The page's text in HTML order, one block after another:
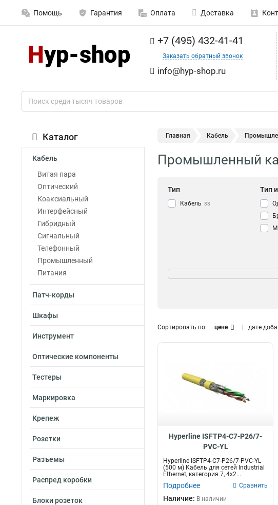
Помощь Гарантия Оплата Доставка
+7 (495) 432-41-41
Заказать обратный звонок
info@hyp-shop.ru
Каталог
Кабель
Витая пара
Оптический
Коаксиальный
Интерфейсный
Гибридный
Сигнальный
Телефонный
Промышленный
Питания
Патч-корды
Шкафы
Инструмент
Оптические компоненты
Тестеры
Маркировка
Крепеж
Розетки
Разъемы
Распред коробки
Блоки розеток
Главная Кабель
Промышленный
Тип
Кабель 33
Тип
LSZH 1
SHF1 4
SHF1/SHF2 4
Сортировать по: цене дате
Hyperline ISFTP4-C7-P26/7-
PVC-YL
Hyperline ISFTP4-C7-P26/7-PVC-YL
(500 м) Кабель для сетей Industrial
Ethernet, категория 7, 4x2...
Подробнее Сравнить
Наличие: В наличии